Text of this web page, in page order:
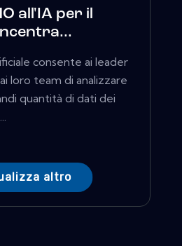
all'IA per il
consente ai leader
loro team di analizzare
quantità di dati dei
altro